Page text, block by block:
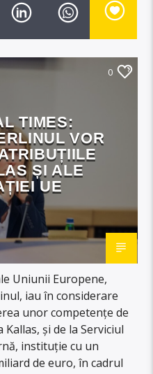
0
TIMES:
VOR
ȘI ALE
UE
Uniunii Europene,
iau în considerare
unor competențe de
și de la Serviciul
instituție cu un
de euro, în cadrul